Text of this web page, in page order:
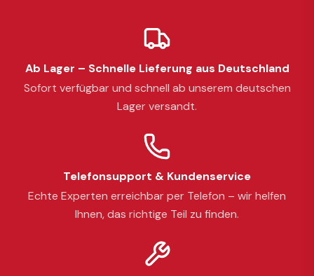
Ab Lager – Schnelle Lieferung aus Deutschland
Sofort verfügbar und schnell ab unserem deutschen
Lager versandt.
Telefonsupport & Kundenservice
Echte Experten erreichbar per Telefon – wir helfen
Ihnen, das richtige Teil zu finden.